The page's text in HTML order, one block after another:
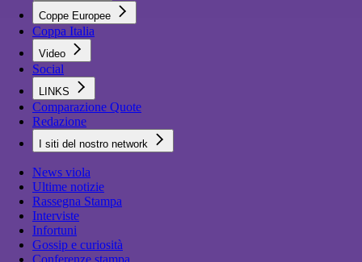
Coppe Europee
Coppa Italia
Video
Social
LINKS
Comparazione Quote
Redazione
I siti del nostro network
News viola
Ultime notizie
Rassegna Stampa
Interviste
Infortuni
Gossip e curiosità